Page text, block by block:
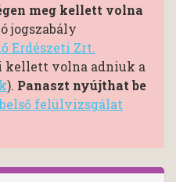
meg kellett volna
jogszabály
Erdészeti Zrt.
kellett volna adniuk a
). Panaszt nyújthat be
belső felülvizsgálat